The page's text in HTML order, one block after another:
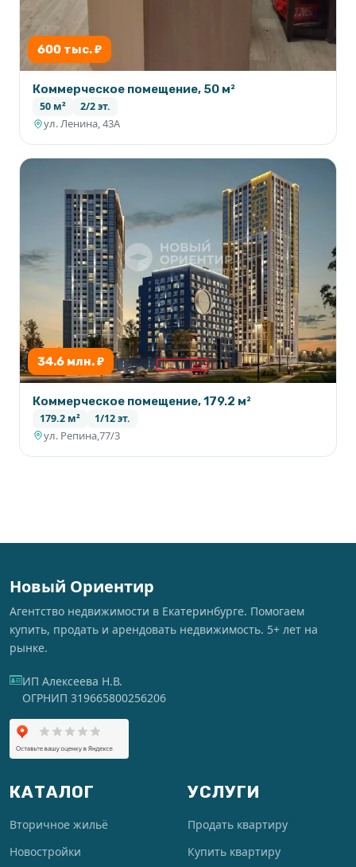
600 тыс. ₽
Коммерческое помещение, 50 м²
50 м² 2/2 эт.
ул. Ленина, 43А
34.6 млн. ₽
Коммерческое помещение, 179.2 м²
179.2 м² 1/12 эт.
ул. Репина,77/3
Новый Ориентир
Агентство недвижимости в Екатеринбурге. Помогаем
купить, продать и арендовать недвижимость. 5+ лет на
рынке.
ИП Алексеева Н.В.
ОГРНИП 319665800256206
КАТАЛОГ
Вторичное жильё
Новостройки
УСЛУГИ
Продать квартиру
Купить квартиру